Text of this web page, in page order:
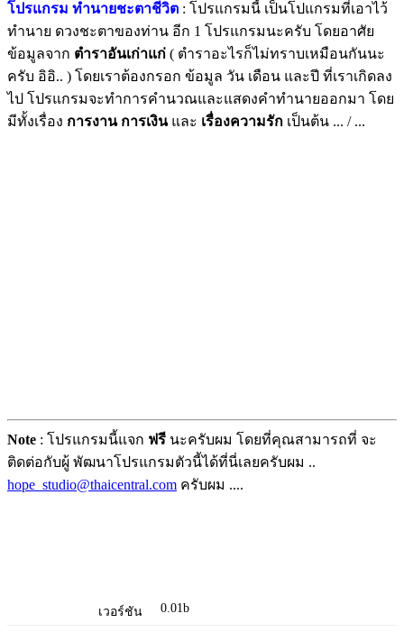
โปรแกรม ทำนายชะตาชีวิต : โปรแกรมนี้ เป็นโปแกรมที่เอาไว้
ทำนาย ดวงชะตาของท่าน อีก 1 โปรแกรมนะครับ โดยอาศัย
ข้อมูลจาก ตำราอันเก่าแก่ ( ตำราอะไรก็ไม่ทราบเหมือนกันนะ
ครับ อิอิ.. ) โดยเราต้องกรอก ข้อมูล วัน เดือน และปี ที่เราเกิดลง
ไป โปรแกรมจะทำการคำนวณและแสดงคำทำนายออกมา โดย
มีทั้งเรื่อง การงาน การเงินและ เรื่องความรัก เป็นต้น ... / ...
Note : โปรแกรมนี้แจก ฟรี นะครับผม โดยที่คุณสามารถที่ จะ
ติดต่อกับผู้ พัฒนาโปรแกรมตัวนี้ได้ที่นี่เลยครับผม ..
hope_studio@thaicentral.com ครับผม ....
เวอร์ชัน 0.01b